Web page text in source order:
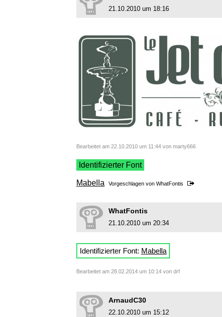
21.10.2010 um 18:16
Bearbeitet am 22.10.2010 um 11:44 von marty666
Identifizierter Font
Mabella Vorgeschlagen von WhatFontis
WhatFontis
21.10.2010 um 20:34
Identifizierter Font: Mabella
Bearbeitet am 28.02.2014 um 10:14 von drf
ArnaudC30
22.10.2010 um 15:12